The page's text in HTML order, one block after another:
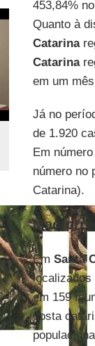
453,84%
Quanto à
Catarina
Catarina
em um
Já no
de 1.920
Em
número no
Catarina).
Em Santa
localizados
em 159
costa